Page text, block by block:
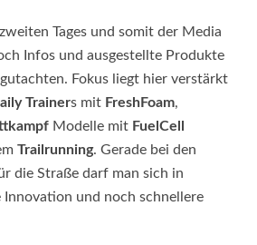
Tages und somit der Media
Infos und ausgestellte Produkte
Fokus liegt hier verstärkt
Trainers mit FreshFoam,
Modelle mit FuelCell
Trailrunning. Gerade bei den
die Straße darf man sich in
und noch schnellere